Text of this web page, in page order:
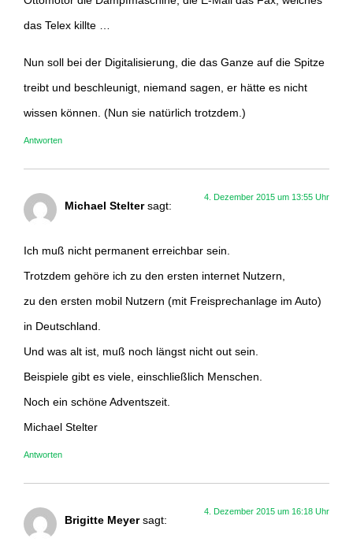
das Telex killte …
Nun soll bei der Digitalisierung, die das Ganze auf die Spitze
treibt und beschleunigt, niemand sagen, er hätte es nicht
wissen können. (Nun sie natürlich trotzdem.)
Antworten
Michael Stelter sagt:
4. Dezember 2015 um 13:55 Uhr
Ich muß nicht permanent erreichbar sein.
Trotzdem gehöre ich zu den ersten internet Nutzern,
zu den ersten mobil Nutzern (mit Freisprechanlage im Auto)
in Deutschland.
Und was alt ist, muß noch längst nicht out sein.
Beispiele gibt es viele, einschließlich Menschen.
Noch ein schöne Adventszeit.
Michael Stelter
Antworten
Brigitte Meyer sagt:
4. Dezember 2015 um 16:18 Uhr